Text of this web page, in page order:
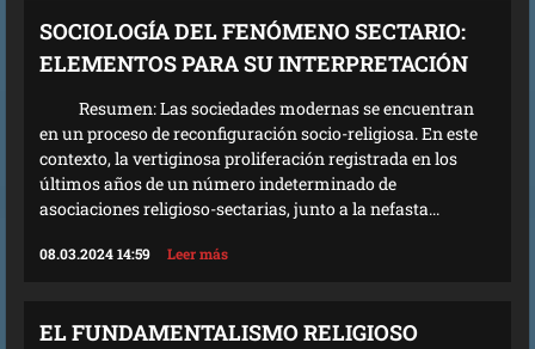
SOCIOLOGÍA DEL FENÓMENO SECTARIO:
ELEMENTOS PARA SU INTERPRETACIÓN
Resumen: Las sociedades modernas se encuentran
en un proceso de reconfiguración socio-religiosa. En este
contexto, la vertiginosa proliferación registrada en los
últimos años de un número indeterminado de
asociaciones religioso-sectarias, junto a la nefasta...
08.03.2024 14:59 Leer más
EL FUNDAMENTALISMO RELIGIOSO